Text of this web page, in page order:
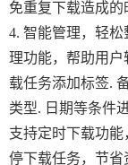
免重复下载造成的
4. 智能管理，轻
理功能，帮助用
载任务添加标签.
类型. 日期等条件
支持定时下载功
停下载任务，节省